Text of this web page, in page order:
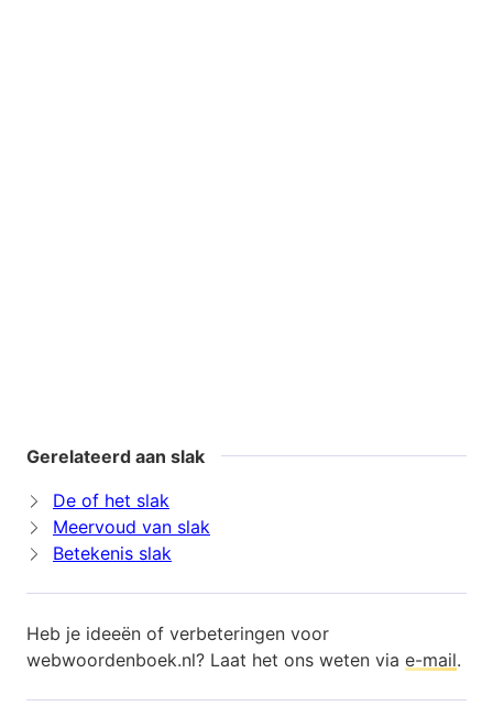
Gerelateerd aan slak
De of het slak
Meervoud van slak
Betekenis slak
Heb je ideeën of verbeteringen voor
webwoordenboek.nl? Laat het ons weten via e-mail.